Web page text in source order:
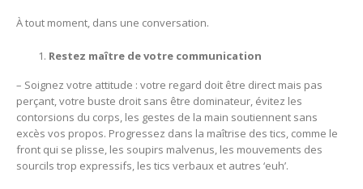
À tout moment, dans une conversation.
Restez maître de votre communication
– Soignez votre attitude : votre regard doit être direct mais pas
perçant, votre buste droit sans être dominateur, évitez les
contorsions du corps, les gestes de la main soutiennent sans
excès vos propos. Progressez dans la maîtrise des tics, comme le
front qui se plisse, les soupirs malvenus, les mouvements des
sourcils trop expressifs, les tics verbaux et autres ‘euh’.